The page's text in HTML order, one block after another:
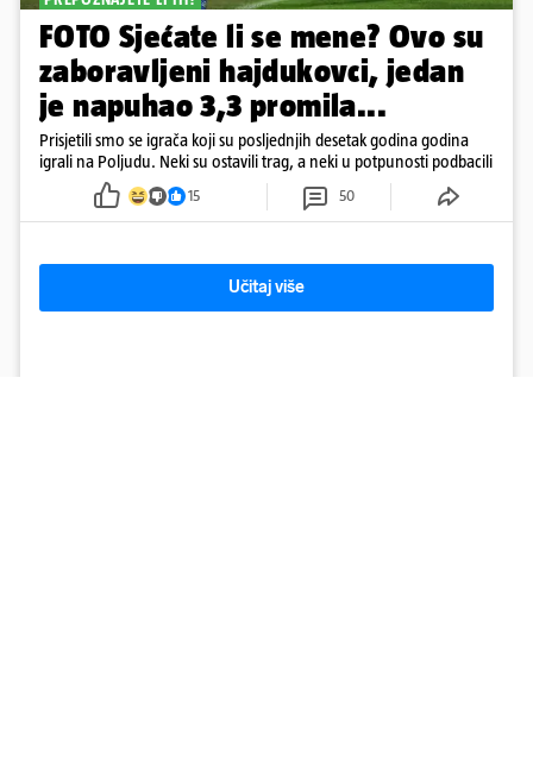
FOTO Sjećate li se mene? Ovo su
zaboravljeni hajdukovci, jedan
je napuhao 3,3 promila...
Prisjetili smo se igrača koji su posljednjih desetak godina godina
igrali na Poljudu. Neki su ostavili trag, a neki u potpunosti podbacili
15 50
Učitaj više